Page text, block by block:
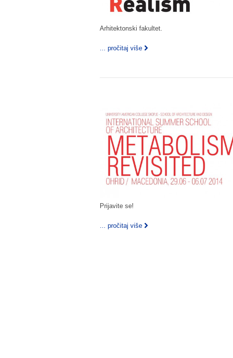
Arhitektonski fakultet.
... pročitaj više
Prijavite se!
... pročitaj više